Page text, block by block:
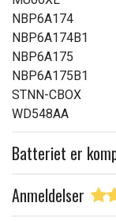
NBP6A174
NBP6A174B1
NBP6A175
NBP6A175B1
STNN-CBOX
WD548AA
Batteriet er
Anmeldelser